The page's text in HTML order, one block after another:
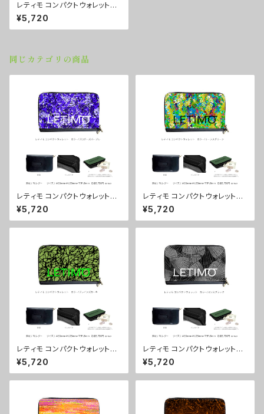
レティモ コンパクトウォレット
カラー/セレブレーションB ■
配送まで２週間
¥5,720
同じカテゴリの商品
レティモ コンパクトウォレット
カラー/プロポーズパープル ■
配送まで3週間
¥5,720
レティモ コンパクトウォレット
カラー/リーフスグリーン ■配
送まで3週間
¥5,720
レティモ コンパクトウォレット
カラー/ブレインズカーキ ■配
送まで3週間
¥5,720
レティモ コンパクトウォレット
カラー/センスブラック ■配送
まで3週間
¥5,720